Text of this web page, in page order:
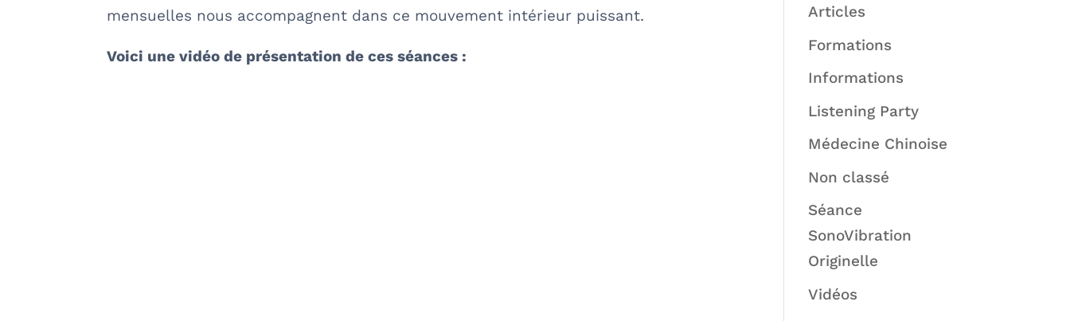
mensuelles nous accompagnent dans ce mouvement intérieur puissant.
Voici une vidéo de présentation de ces séances :
Articles
Formations
Informations
Listening Party
Médecine Chinoise
Non classé
Séance
SonoVibration
Originelle
Vidéos